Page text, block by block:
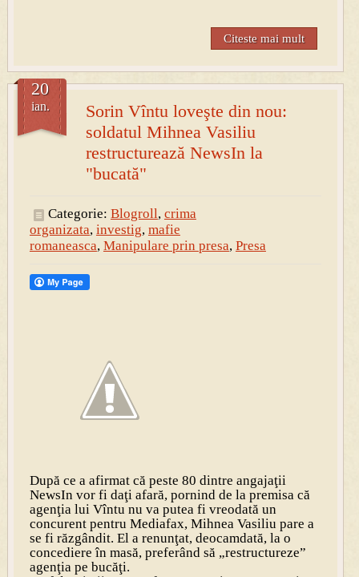
Citeste mai mult
Sorin Vîntu loveşte din nou:
soldatul Mihnea Vasiliu
restructurează NewsIn la
"bucată"
20
ian.
Categorie: Blogroll, crima
organizata, investig, mafie
romaneasca, Manipulare prin presa, Presa
După ce a afirmat că peste 80 dintre angajaţii
NewsIn vor fi daţi afară, pornind de la premisa că
agenţia lui Vîntu nu va putea fi vreodată un
concurent pentru Mediafax, Mihnea Vasiliu pare a
se fi răzgândit. El a renunţat, deocamdată, la o
concediere în masă, preferând să „restructureze”
agenţia pe bucăţi.